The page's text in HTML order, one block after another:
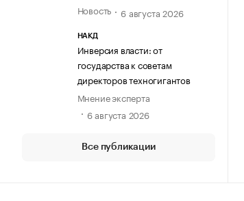
Новость
6 августа 2026
НАКД
Инверсия власти: от
государства к советам
директоров техногигантов
Мнение эксперта
6 августа 2026
Все публикации